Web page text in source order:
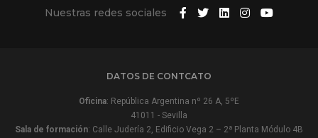
Nuestras redes sociales
DATOS DE CONTCATO
Oficina: República Argentina nº 26 A, 5ºE
41011 - Sevilla
Sala de formación: Calle Judería 2, Edificio Vega 2 – 2ª Planta Módulo 4B